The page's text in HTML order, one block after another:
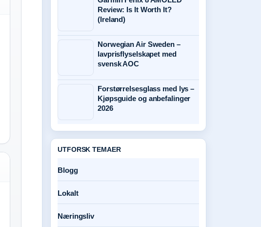
Review: Is It Worth It?
(Ireland)
Norwegian Air Sweden –
lavprisflyselskapet med
svensk AOC
Forstørrelsesglass med lys –
Kjøpsguide og anbefalinger
2026
UTFORSK TEMAER
Blogg
Lokalt
Næringsliv